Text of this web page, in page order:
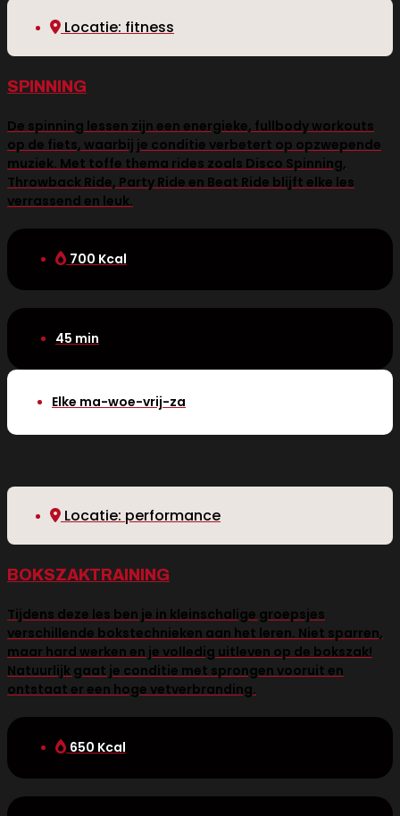
Locatie: fitness
SPINNING
De spinning lessen zijn een energieke, fullbody workouts
op de fiets, waarbij je conditie verbetert op opzwepende
muziek. Met toffe thema rides zoals Disco Spinning,
Throwback Ride, Party Ride en Beat Ride blijft elke les
verrassend en leuk.
700 Kcal
45 min
Elke ma-woe-vrij-za
Locatie: performance
BOKSZAKTRAINING
Tijdens deze les ben je in kleinschalige groepsjes
verschillende bokstechnieken aan het leren. Niet sparren,
maar hard werken en je volledig uitleven op de bokszak!
Natuurlijk gaat je conditie met sprongen vooruit en
ontstaat er een hoge vetverbranding.
650 Kcal